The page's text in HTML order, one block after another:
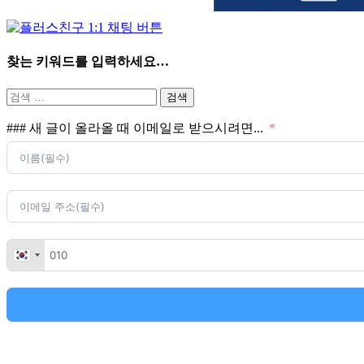
찾는 키워드를 입력하세요…
검
### 새 글이 올라올 때 이메일로 받으시려면...